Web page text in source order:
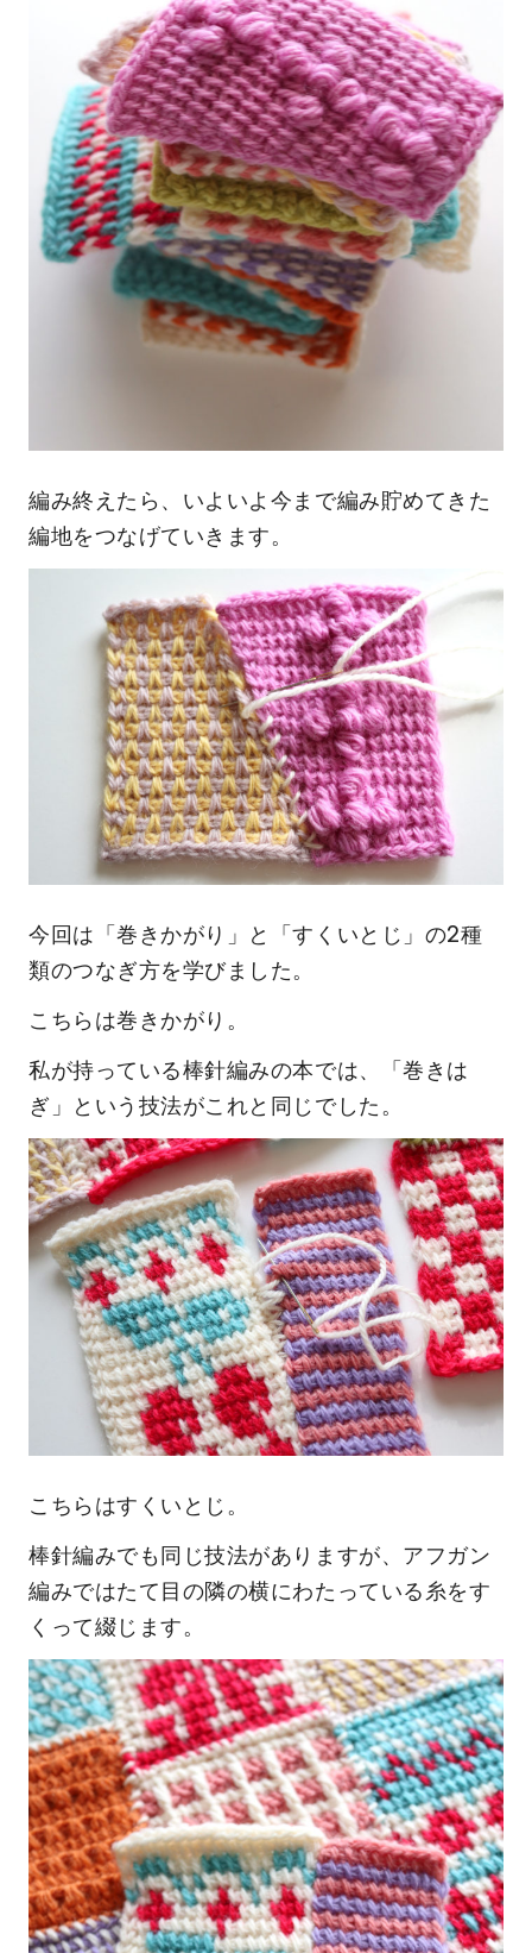
編み終えたら、いよいよ今まで編み貯めてきた
編地をつなげていきます。
今回は「巻きかがり」と「すくいとじ」の2種
類のつなぎ方を学びました。
こちらは巻きかがり。
私が持っている棒針編みの本では、「巻きは
ぎ」という技法がこれと同じでした。
こちらはすくいとじ。
棒針編みでも同じ技法がありますが、アフガン
編みではたて目の隣の横にわたっている糸をす
くって綴じます。